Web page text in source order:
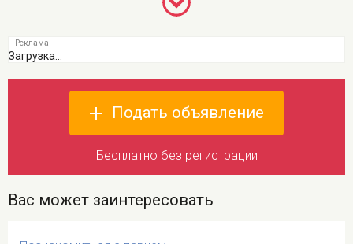
Загрузка...
Подать объявление
Бесплатно без регистрации
Вас может заинтересовать